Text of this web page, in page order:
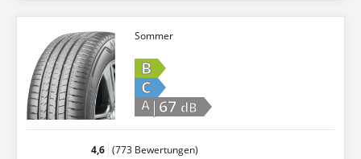
Sommer
B
C
A |67 dB
4,6 (773 Bewertungen)